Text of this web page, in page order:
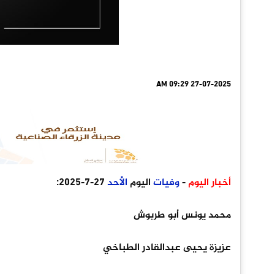
27-07-2025 09:29 AM
أخبار اليوم-وفياتاليوم الأحد
محمد يونس أبو طربوش
عزيزة يحيى عبدالقادر الطباخي